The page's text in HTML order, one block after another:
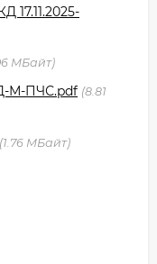
17.11.2025-
МБайт
М-ПЧС.pdf 8.81
1.76 МБайт